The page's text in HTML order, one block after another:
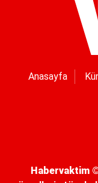
Anasayfa
Habervaktim